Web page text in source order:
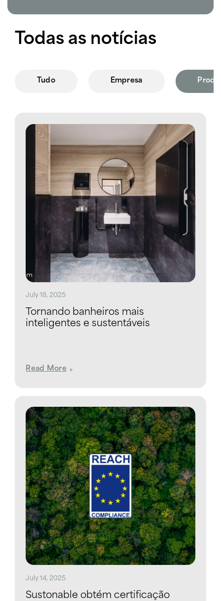
Todas as notícias
Tudo Empresa
July 18, 2025
Tornando banheiros mais
inteligentes e sustentáveis
Read More
July 14, 2025
Sustonable obtém certificação